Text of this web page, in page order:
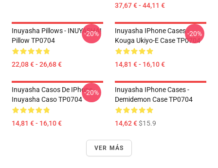
37,67 € - 44,11 €
Inuyasha Pillows - INUYASHA!
Pillow TP0704
22,08 € - 26,68 €
-20%
Inuyasha IPhone Cases -
Kouga Ukiyo-E Case TP0704
14,81 € - 16,10 €
-20%
Inuyasha Casos De IPhone -
Inuyasha Caso TP0704
14,81 € - 16,10 €
-20%
Inuyasha IPhone Cases -
Demidemon Case TP0704
14,62 €$15.9
VER MÁS